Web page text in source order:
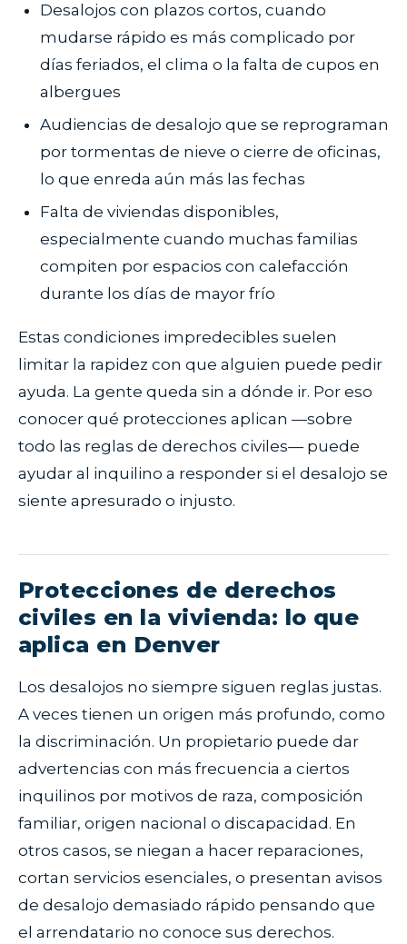
Desalojos con plazos cortos, cuando
mudarse rápido es más complicado por
días feriados, el clima o la falta de cupos en
albergues
Audiencias de desalojo que se reprograman
por tormentas de nieve o cierre de oficinas,
lo que enreda aún más las fechas
Falta de viviendas disponibles,
especialmente cuando muchas familias
compiten por espacios con calefacción
durante los días de mayor frío
Estas condiciones impredecibles suelen
limitar la rapidez con que alguien puede pedir
ayuda. La gente queda sin a dónde ir. Por eso
conocer qué protecciones aplican —sobre
todo las reglas de derechos civiles— puede
ayudar al inquilino a responder si el desalojo se
siente apresurado o injusto.
Protecciones de derechos
civiles en la vivienda: lo que
aplica en Denver
Los desalojos no siempre siguen reglas justas.
A veces tienen un origen más profundo, como
la discriminación. Un propietario puede dar
advertencias con más frecuencia a ciertos
inquilinos por motivos de raza, composición
familiar, origen nacional o discapacidad. En
otros casos, se niegan a hacer reparaciones,
cortan servicios esenciales, o presentan avisos
de desalojo demasiado rápido pensando que
el arrendatario no conoce sus derechos.